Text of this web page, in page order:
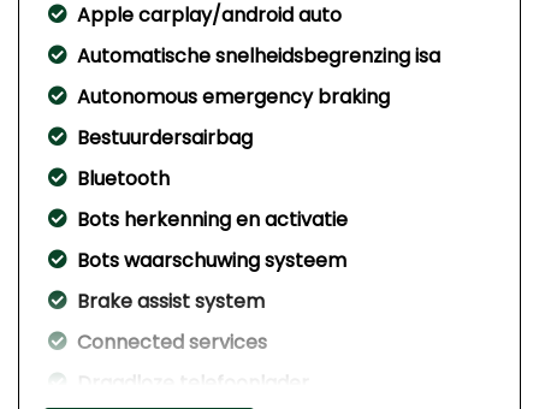
Apple carplay/android auto
Automatische snelheidsbegrenzing isa
Autonomous emergency braking
Bestuurdersairbag
Bluetooth
Bots herkenning en activatie
Bots waarschuwing systeem
Brake assist system
Connected services
Draadloze telefoonlader